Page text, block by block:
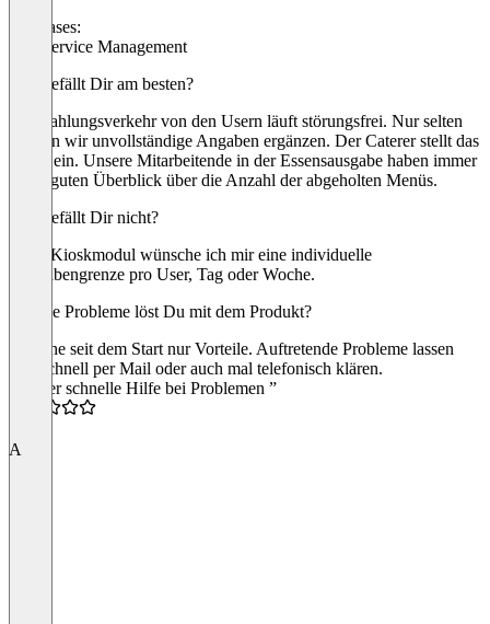
Use cases:
Foodservice Management
Was gefällt Dir am besten?
Der Zahlungsverkehr von den Usern läuft störungsfrei. Nur selten
müssen wir unvollständige Angaben ergänzen. Der Caterer stellt das
Menü ein. Unsere Mitarbeitende in der Essensausgabe haben immer
einen guten Überblick über die Anzahl der abgeholten Menüs.
Was gefällt Dir nicht?
Beim Kioskmodul wünsche ich mir eine individuelle
Ausgabengrenze pro User, Tag oder Woche.
Welche Probleme löst Du mit dem Produkt?
Ich sehe seit dem Start nur Vorteile. Auftretende Probleme lassen
sich schnell per Mail oder auch mal telefonisch klären.
“Immer schnelle Hilfe bei Problemen ”
A